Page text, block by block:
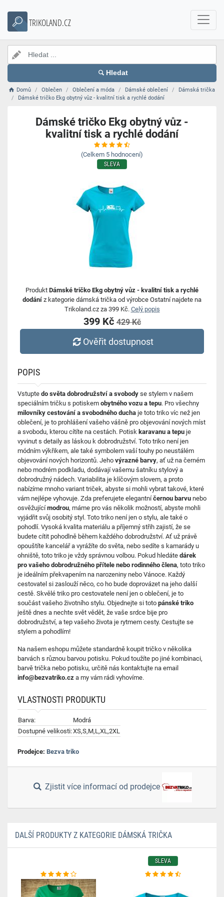
TRIKOLAND.CZ
Hledat
Domů Oblečen Oblečení a móda Dámské oblečení
Dámská trička
Dámské tričko Ekg obytný vůz - kvalitní tisk a rychlé dodání
Dámské tričko Ekg obytný vůz -
kvalitní tisk a rychlé dodání
(Celkem 5 hodnocení)
SLEVA
Produkt Dámské tričko Ekg obytný vůz - kvalitní tisk a rychlé
dodání z kategorie dámská trička od výrobce Ostatní najdete na
Trikoland.cz za 399 Kč. Celý popis
399 Kč429 Kč
Ověřit dostupnost
POPIS
Vstupte do světa dobrodružství a svobody se stylem v našem
speciálním tričku s potiskem obytného vozu a tepu. Pro všechny
milovníky cestování a svobodného ducha je toto triko víc než jen
oblečení, je to prohlášení vašeho vášně pro objevování nových míst
a svobodu, kterou cítíte na cestách. Potisk karavanu a tepu je
vyvinut s detaily as láskou k dobrodružství. Toto triko není jen
módním výkřikem, ale také symbolem vaší touhy po neustálém
objevování nových horizontů. Jeho výrazné barvy, ať už na černém
nebo modrém podkladu, dodávají vašemu šatníku stylový a
dobrodružný nádech. Variabilita je klíčovým slovem, a proto
nabízíme mnoho variant triček, abyste si mohli vybrat takové, které
vám nejlépe vyhovuje. Zda preferujete elegantníčernou barvu nebo
osvěžujícímodrou, máme pro vás několik možností, abyste mohli
vyjádřit svůj osobitý styl. Toto triko není jen o stylu, ale také o
pohodlí. Vysoká kvalita materiálu a příjemný střih zajistí, že se
budete cítit pohodlně během každého dobrodružství. Ať už právě
opouštíte kancelář a vyrážíte do světa, nebo sedíte s kamarády u
ohniště, toto triko je vždy správnou volbou. Pokud hledáte dárek
pro vašeho dobrodružného přítele nebo rodinného člena, toto triko
je ideálním překvapením na narozeniny nebo Vánoce. Každý
cestovatel si zaslouží něco, co ho bude doprovázet na jeho další
cestě. Skvělé triko pro cestovatele není jen o oblečení, je to
součást vašeho životního stylu. Objednejte si toto pánské triko
ještě dnes a nechte svět vědět, že vaše srdce bije pro
dobrodružství, a tep vašeho života je rytmem cesty. Cestujte se
stylem a pohodlím!
Na našem eshopu můžete standardně koupit tričko v několika
barvách s různou barvou potisku. Pokud toužíte po jiné kombinaci,
barvě trička nebo potisku, určitě nás kontaktujte na email
info@bezvatriko.cz a my vám rádi vyhovíme.
VLASTNOSTI PRODUKTU
Barva:
Modrá
Dostupné velikosti:XS,S,M,L,XL,2XL
Prodejce: Bezva triko
Zjistit více informací od prodejce
DALŠÍ PRODUKTY Z KATEGORIE DÁMSKÁ TRIČKA
SLEVA